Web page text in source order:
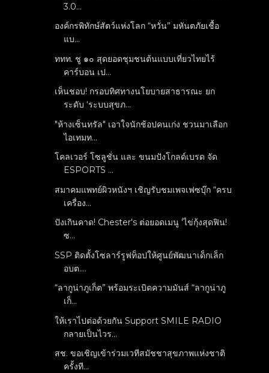
3.0...
องค์กรพิทักษ์สัตว์แห่งโลก “หวั่น”​ มหันตภัยเชื้อ
แบ...
ททท. ชู ๑๐ สุดยอดชุมชนต้นแบบเที่ยวไทยไร้
คาร์บอน เป...
เห็นชอบ! กรอบทิศทางนโยบายสาธารณะ ยก
ระดับ ‘ระบบสุขภ...
"ห้างเซ็นทรัล" เอาใจนักช้อปคนเก่ง ชวนมาเลือก
ไอเทมท...
โคลเวอร์ โซลูชั่น และ ขนมปังโกลด์เบรด จัด
ESPORTS ...
สมาคมแพทย์ผิวหนังฯ เชิญรับชมเพจเฟซบุ๊ก “ครบ
เครื่อง...
ปังเกินคาด! Chester's ต่อยอดเมนู 'ไข่กุ้งสุดฟิน!
ซ...
SSP ติดตั้งโซลาร์รูฟท็อปให้ศูนย์พัฒนาเด็กเล็ก
อบต....
“ลากูน่าภูเก็ต” พร้อมระเบิดความมันส์ “ลากูน่าภู
เก็...
ให้เราไปต่อด้วยกัน Support SMILE RADIO
กลายเป็นไวร...
สช. ขอเชิญเข้าร่วมเวทีสมัชชาสุขภาพแห่งชาติ
ครั้งที...